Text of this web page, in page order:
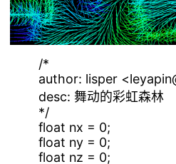
/*
author: lisper
desc: 舞动的彩虹森林
*/
float nx = 0;
float ny = 0;
float nz = 0;